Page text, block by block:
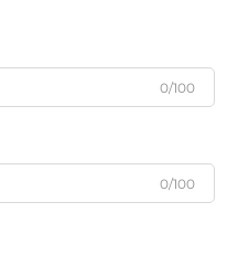
0/100
0/100